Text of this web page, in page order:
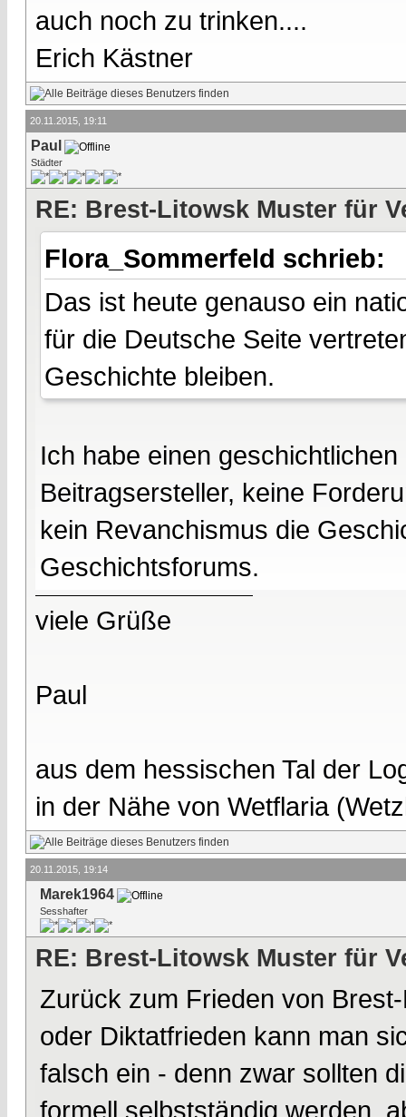
auch noch zu trinken....
Erich Kästner
20.11.2015, 19:11
Paul
Städter
RE: Brest-Litowsk Muster für
Flora_Sommerfeld schrieb:
Das ist heute genauso ein
für die Deutsche Seite
Geschichte bleiben.
Ich habe einen
Beitragsersteller, keine
kein Revanchismus die
Geschichtsforums.
viele Grüße
Paul
aus dem hessischen Tal der
in der Nähe von Wetflaria
20.11.2015, 19:14
Marek1964
Sesshafter
RE: Brest-Litowsk Muster für
Zurück zum Frieden von
oder Diktatfrieden kann man
falsch ein - denn zwar sollten
formell selbstständig werden,